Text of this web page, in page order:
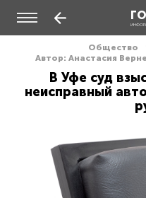
Общество
Автор: Анастасия
В Уфе суд
неисправный